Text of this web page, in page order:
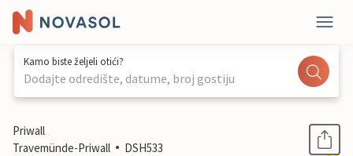
Kamo biste željeli otići?
Dodajte odredište, datume, broj gostiju
1 / 22
Priwall
Travemünde-Priwall
DSH533